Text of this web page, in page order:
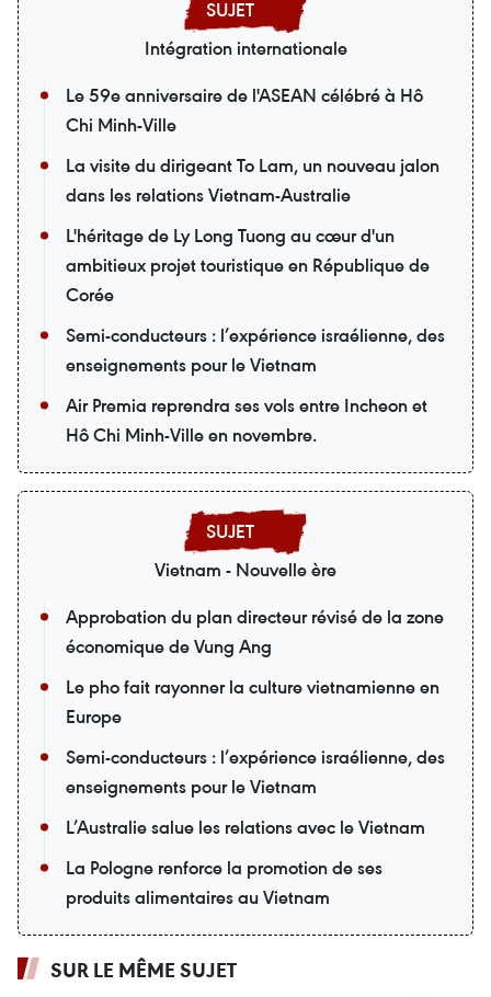
Intégration internationale
Le 59e anniversaire de l'ASEAN célébré à Hô
Chi Minh-Ville
La visite du dirigeant To Lam, un nouveau jalon
dans les relations Vietnam-Australie
L'héritage de Ly Long Tuong au cœur d'un
ambitieux projet touristique en République de
Corée
Semi-conducteurs : l’expérience israélienne, des
enseignements pour le Vietnam
Air Premia reprendra ses vols entre Incheon et
Hô Chi Minh-Ville en novembre.
Vietnam - Nouvelle ère
Approbation du plan directeur révisé de la zone
économique de Vung Ang
Le pho fait rayonner la culture vietnamienne en
Europe
Semi-conducteurs : l’expérience israélienne, des
enseignements pour le Vietnam
L’Australie salue les relations avec le Vietnam
La Pologne renforce la promotion de ses
produits alimentaires au Vietnam
SUR LE MÊME SUJET